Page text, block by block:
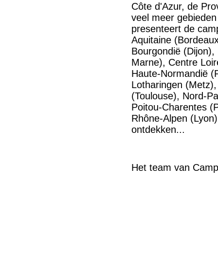
Côte d'Azur, de
veel meer
presenteert de
Aquitaine
Bourgondië
Marne), Centre
Haute-Normandië
Lotharingen
(Toulouse), Nord-
Poitou-Charentes
Rhône-Alpen
ontdekken...
Het team van